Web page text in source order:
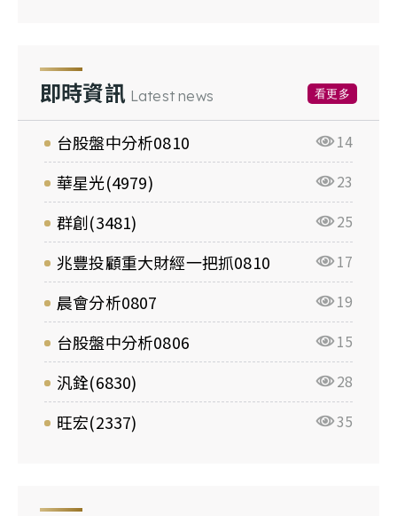
即時資訊 Latest news 看更多
台股盤中分析0810 14
華星光(4979) 23
群創(3481) 25
兆豐投顧重大財經一把抓0810 17
晨會分析0807 19
台股盤中分析0806 15
汎銓(6830) 28
旺宏(2337) 35